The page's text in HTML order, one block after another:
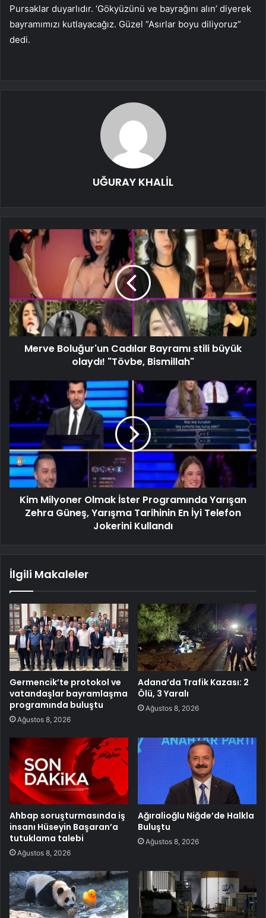
Pursaklar duyarlıdır. ‘Gökyüzünü ve bayrağını alın’ diyerek
bayramımızı kutlayacağız. Güzel “Asırlar boyu diliyoruz”
dedi.
UĞURAY KHALİL
Merve Boluğur'un Cadılar Bayramı stili büyük
olaydı! "Tövbe, Bismillah"
Kim Milyoner Olmak İster Programında Yarışan
Zehra Güneş, Yarışma Tarihinin En İyi Telefon
Jokerini Kullandı
İlgili Makaleler
Germencik’te protokol ve
vatandaşlar bayramlaşma
programında buluştu
Ağustos 8, 2026
Adana’da Trafik Kazası: 2
Ölü, 3 Yaralı
Ağustos 8, 2026
Ahbap soruşturmasında iş
insanı Hüseyin Başaran’a
tutuklama talebi
Ağustos 8, 2026
Ağıralioğlu Niğde’de Halkla
Buluştu
Ağustos 8, 2026